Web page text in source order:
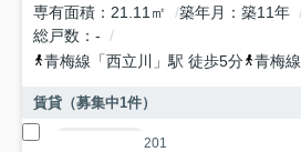
専有面積
21.11㎡ 築年月 築11年
総戸数
-
青梅線 「西立川 」駅 徒歩5分 青梅線
賃貸（募集中1件）
201